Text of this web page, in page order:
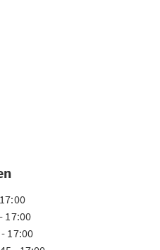
17:00
17:00